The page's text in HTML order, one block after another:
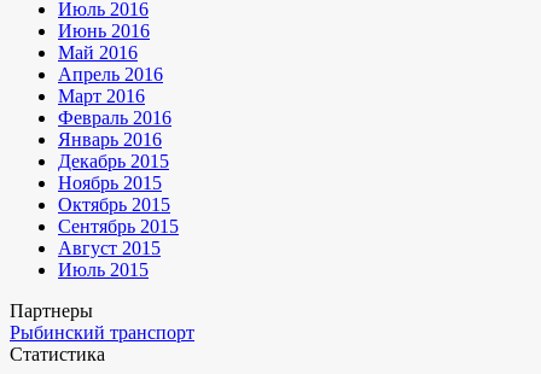
Июль 2016
Июнь 2016
Май 2016
Апрель 2016
Март 2016
Февраль 2016
Январь 2016
Декабрь 2015
Ноябрь 2015
Октябрь 2015
Сентябрь 2015
Август 2015
Июль 2015
Партнеры
Рыбинский транспорт
Статистика